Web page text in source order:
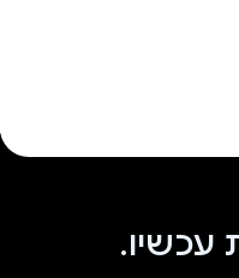
עכשיו.